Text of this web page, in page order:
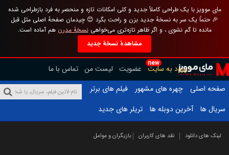
مای موویز با یک طراحی کاملاً جدید و کلی امکانات تازه و منحصر به فرد بازطراحی شده
🎉 حتماً یک سر به نسخهٔ جدید بزن و راحت بگرد 😊 چیدمان صفحهٔ اصلی مثل قبل
مانده تا گم نشوی ، و اگر ظاهر تازه‌تری می‌خواهینسخهٔ مدرن هم آماده است.
مشاهدهٔ نسخهٔ جدید
new
ورود به سایت عضویت لیست من تماس با ما
صفحه اصلی
چهره های مشهور
فیلم های برتر
سریال ها
آخرین دوبله ها تریلر های جدید
لینک های دانلود نقد های کاربران بازیگران و عوامل